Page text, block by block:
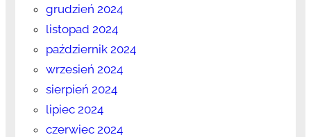
grudzień 2024
listopad 2024
październik 2024
wrzesień 2024
sierpień 2024
lipiec 2024
czerwiec 2024